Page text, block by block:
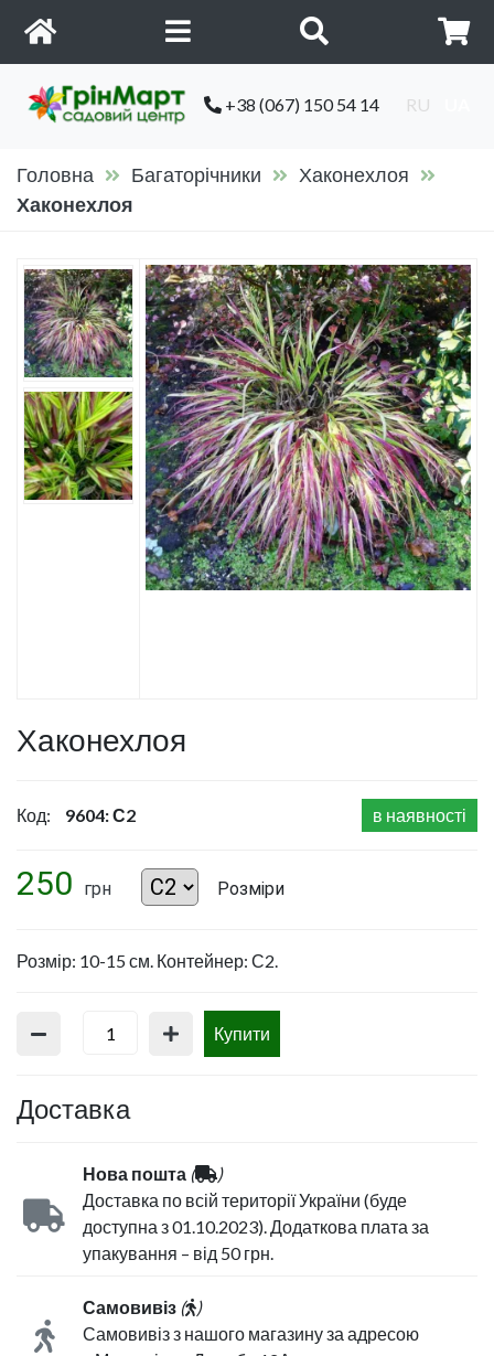
+38 (067) 150 54 14 RU
Головна Багаторічники
Хаконехлоя
Хаконехлоя
Хаконехлоя
Код: 9604: С2 в наявності
250 грн Розміри
Розмір: 10-15 см. Контейнер: С2.
Купити
Доставка
Нова пошта (
)
Доставка по всій території України (буде
доступна з 01.10.2023). Додаткова плата за
упакування – від 50 грн.
Самовивіз (
)
Самовивіз з нашого магазину за адресою